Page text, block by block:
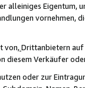
alleiniges
vornehmen,
von,Drittanbietern auf
diesem Verkäufer
oder zur